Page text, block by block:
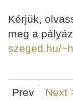
Kérjük,
meg a
szeged.hu/
Prev Next